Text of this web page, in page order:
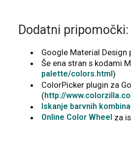
Dodatni pripomočki:
Google Material Design
Še ena stran s kodami
palette/colors.html)
ColorPicker plugin za
(http://
Iskanje barvnih
Online Color Wheel za